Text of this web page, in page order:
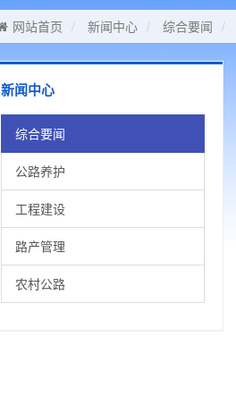
网站首页 新闻中心 综合要闻
新闻中心
综合要闻
公路养护
工程建设
路产管理
农村公路